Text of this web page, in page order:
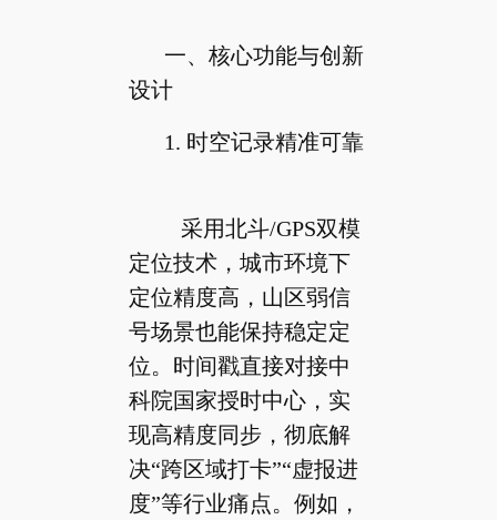
一、核心功能与创新
设计
1. 时空记录精准可靠
采用北斗/GPS双模
定位技术，城市环境下
定位精度高，山区弱信
号场景也能保持稳定定
位。时间戳直接对接中
科院国家授时中心，实
现高精度同步，彻底解
决“跨区域打卡”“虚报进
度”等行业痛点。例如，